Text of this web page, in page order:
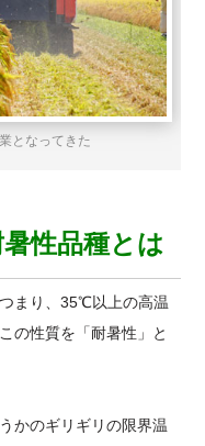
となってきた
性品種とは
まり、35℃以上の高温
の性質を「耐暑性」と
かのギリギリの限界温